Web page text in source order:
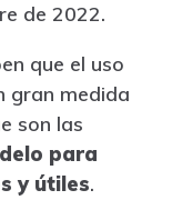
de 2022.
que el uso
gran medida
son las
para
y útiles.